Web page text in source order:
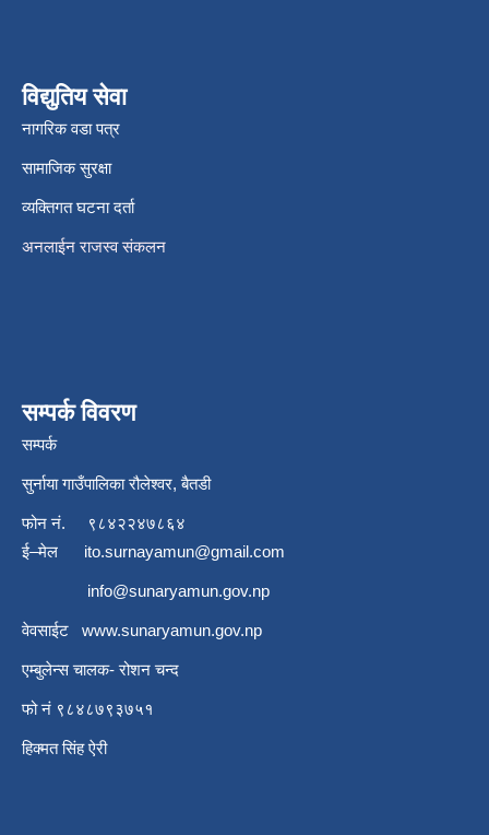
विद्युतिय सेवा
नागरिक वडा पत्र
सामाजिक सुरक्षा
व्यक्तिगत घटना दर्ता
अनलाईन राजस्व संकलन
सम्पर्क विवरण
सम्पर्क
सुर्नाया गाउँपालिका रौलेश्वर, बैतडी
फोन नं.
९८४२२४७८६४
ई–मेल ito.surnayamun@gmail.com
info@sunaryamun.gov.np
वेवसाईट www.sunaryamun.gov.np
एम्बुलेन्स चालक- रोशन चन्द
फो नं ९८४८७९३७५१
हिक्मत सिंह ऐरी